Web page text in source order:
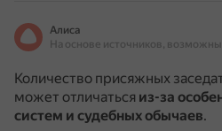
Алиса
Количество присяжных
может отличаться из-за
систем и судебных обычаев.